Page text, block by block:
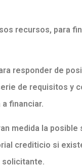
recursos, para
responder de
de requisitos y
financiar.
medida la posible
crediticio si
solicitante.